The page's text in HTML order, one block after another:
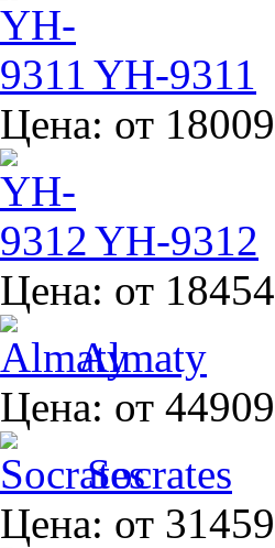
YH-9311
Цена: от
YH-9312
Цена: от
Almaty
Цена: от
Socrates
Цена: от